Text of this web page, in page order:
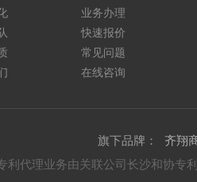
业务办理
快速报价
常见问题
在线咨询
旗下品牌：
齐翔
利代理业务由关联公司长沙和协专